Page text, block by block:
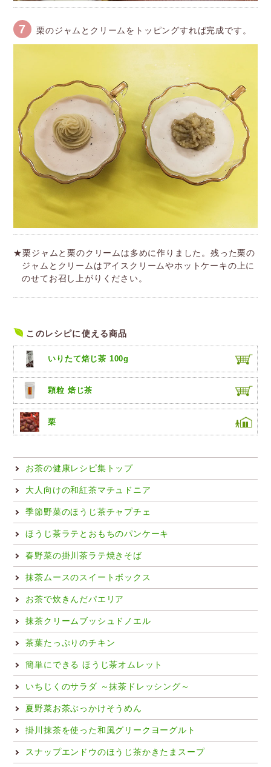
7 栗のジャムとクリームをトッピングすれば完成です。
★栗ジャムと栗のクリームは多めに作りました。 残った栗の
ジャムとクリームはアイスクリームやホットケーキの上に
のせてお召し上がりください。
このレシピに使える商品
いりたて焙じ茶 100g
顆粒 焙じ茶
栗
お茶の健康レシピ集トップ
大人向けの和紅茶マチュドニア
季節野菜のほうじ茶チャプチェ
ほうじ茶ラテとおもちのパンケーキ
春野菜の掛川茶ラテ焼きそば
抹茶ムースのスイートボックス
お茶で炊きんだパエリア
抹茶クリームブッシュドノエル
茶葉たっぷりのチキン
簡単にできる ほうじ茶オムレット
いちじくのサラダ ～抹茶ドレッシング～
夏野菜お茶ぶっかけそうめん
掛川抹茶を使った和風グリークヨーグルト
スナップエンドウのほうじ茶かきたまスープ